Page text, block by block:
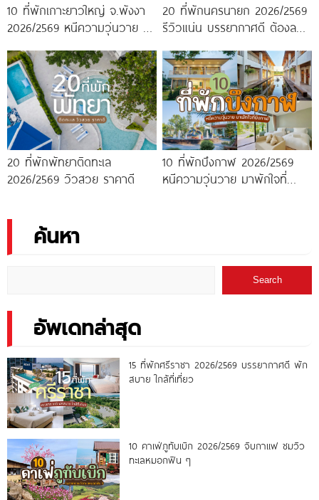
10 ที่พักเกาะยาวใหญ่ จ.พังงา
2026/2569 หนีความวุ่นวาย มา
20 ที่พักนครนายก 2026/2569
รีวิวแน่น บรรยากาศดี ต้องลอง
20 ที่พักพัทยาติดทะเล
2026/2569 วิวสวย ราคาดี
10 ที่พักบึงกาฬ 2026/2569
หนีความวุ่นวาย มาพักใจที่
ค้นหา
Search
อัพเดทล่าสุด
15 ที่พักศรีราชา 2026/2569 บรรยากาศดี พัก
สบาย ใกล้ที่เที่ยว
10 คาเฟ่ภูทับเบิก 2026/2569 จิบกาแฟ ชมวิว
ทะเลหมอกฟิน ๆ